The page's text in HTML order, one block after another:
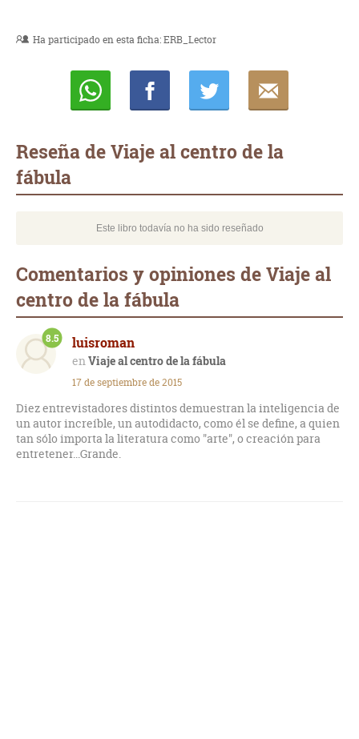
Ha participado en esta ficha:ERB_Lector
Reseña de Viaje al centro de la
fábula
Este libro todavía no ha sido reseñado
Comentarios y opiniones de Viaje al
centro de la fábula
luisroman
Viaje al centro de la fábula
8.5
17 de septiembre de 2015
Diez entrevistadores distintos demuestran la inteligencia de
un autor increíble, un autodidacto, como él se define, a quien
tan sólo importa la literatura como "arte", o creación para
entretener...Grande.